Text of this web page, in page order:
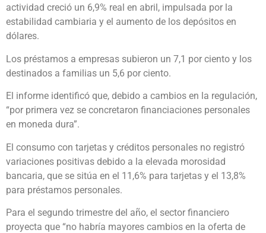
actividad creció un 6,9% real en abril, impulsada por la
estabilidad cambiaria y el aumento de los depósitos en
dólares.
Los préstamos a empresas subieron un 7,1 por ciento y los
destinados a familias un 5,6 por ciento.
El informe identificó que, debido a cambios en la regulación,
“por primera vez se concretaron financiaciones personales
en moneda dura”.
El consumo con tarjetas y créditos personales no registró
variaciones positivas debido a la elevada morosidad
bancaria, que se sitúa en el 11,6% para tarjetas y el 13,8%
para préstamos personales.
Para el segundo trimestre del año, el sector financiero
proyecta que “no habría mayores cambios en la oferta de